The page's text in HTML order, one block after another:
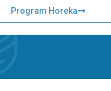
Program Horeka